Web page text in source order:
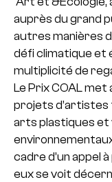
auprès du grand
autres manières
défi climatique et
multiplicité de
Le Prix COAL met
projets d’artistes
arts plastiques et
cadre d’un appel
eux se voit